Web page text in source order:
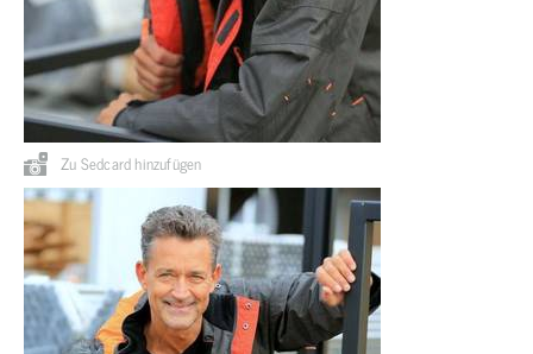
Zu Sedcard hinzufügen